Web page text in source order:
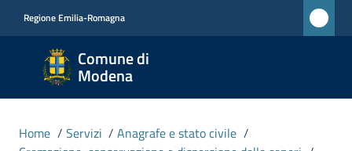
Regione Emilia-Romagna
Comune di
Modena
Comune
di
Modena
CIVICA
Home / Servizi / Anagrafe e stato civile /